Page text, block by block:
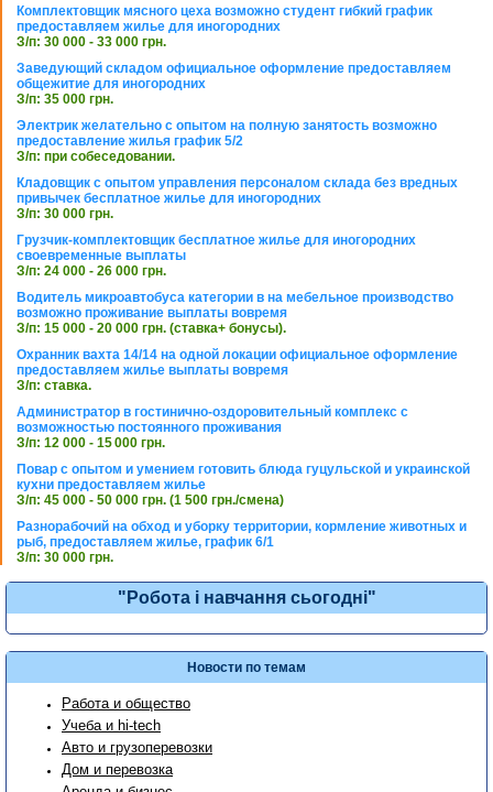
Комплектовщик мясного цеха возможно студент гибкий график
предоставляем жилье для иногородних
З/п: 30 000 - 33 000 грн.
Заведующий складом официальное оформление предоставляем
общежитие для иногородних
З/п: 35 000 грн.
Электрик желательно с опытом на полную занятость возможно
предоставление жилья график 5/2
З/п: при собеседовании.
Кладовщик с опытом управления персоналом склада без вредных
привычек бесплатное жилье для иногородних
З/п: 30 000 грн.
Грузчик-комплектовщик бесплатное жилье для иногородних
своевременные выплаты
З/п: 24 000 - 26 000 грн.
Водитель микроавтобуса категории в на мебельное производство
возможно проживание выплаты вовремя
З/п: 15 000 - 20 000 грн. (ставка+ бонусы).
Охранник вахта 14/14 на одной локации официальное оформление
предоставляем жилье выплаты вовремя
З/п: ставка.
Администратор в гостинично-оздоровительный комплекс с
возможностью постоянного проживания
З/п: 12 000 - 15 000 грн.
Повар с опытом и умением готовить блюда гуцульской и украинской
кухни предоставляем жилье
З/п: 45 000 - 50 000 грн. (1 500 грн./смена)
Разнорабочий на обход и уборку территории, кормление животных и
рыб, предоставляем жилье, график 6/1
З/п: 30 000 грн.
"Робота і навчання сьогодні"
Новости по темам
Работа и общество
Учеба и hi-tech
Авто и грузоперевозки
Дом и перевозка